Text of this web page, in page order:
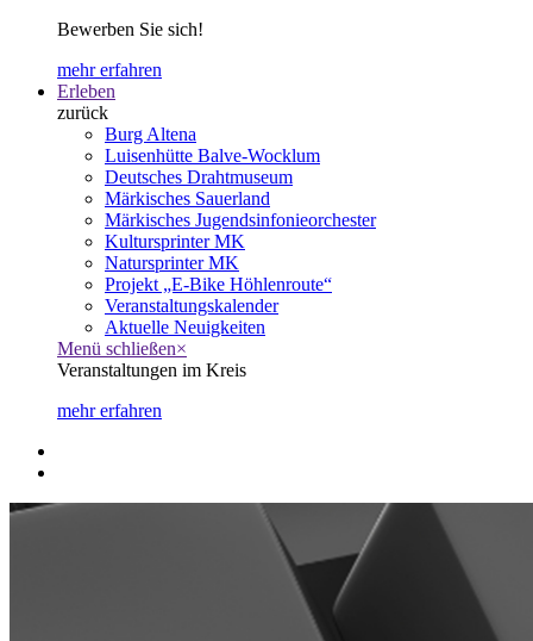
Bewerben Sie sich!
mehr erfahren
Erleben
zurück
Burg Altena
Luisenhütte Balve-Wocklum
Deutsches Drahtmuseum
Märkisches Sauerland
Märkisches Jugendsinfonieorchester
Kultursprinter MK
Natursprinter MK
Projekt „E-Bike Höhlenroute“
Veranstaltungskalender
Aktuelle Neuigkeiten
Menü schließen×
Veranstaltungen im Kreis
mehr erfahren